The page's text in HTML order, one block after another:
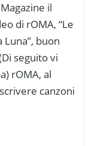
il
di rOMA, “Le
Luna”, buon
seguito vi
rOMA, al
canzoni